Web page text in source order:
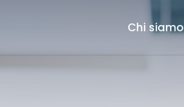
Chi siamo